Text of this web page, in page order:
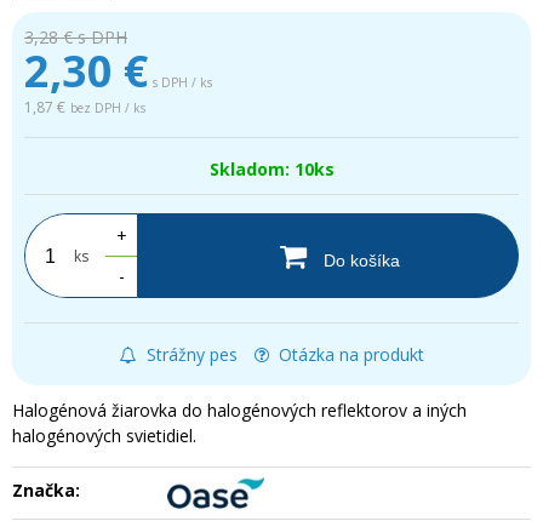
3,28 €s DPH
2,30 € s DPH / ks
1,87 € bez DPH / ks
Skladom: 10ks
ks
+
-
Do košíka
Strážny pes Otázka na produkt
Halogénová žiarovka do halogénových reflektorov a iných
halogénových svietidiel.
Značka: